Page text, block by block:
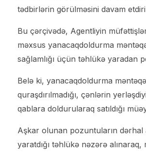
tədbirlərin görülməsini davam
Bu çərçivədə, Agentliyin
məxsus yanacaqdoldurma
sağlamlığı üçün təhlükə yaradan
Belə ki, yanacaqdoldurma
quraşdırılmadığı, çənlərin
qablara doldurularaq satıldığı
Aşkar olunan pozuntuların dərhal
yaratdığı təhlükə nəzərə